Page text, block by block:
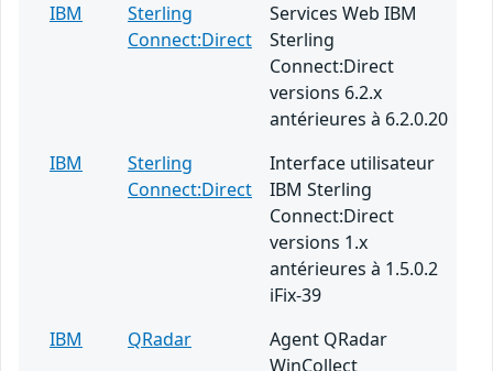
IBM
Sterling
Connect:Direct
Services Web IBM
Sterling
Connect:Direct
versions 6.2.x
antérieures à 6.2.0.20
IBM
Sterling
Connect:Direct
Interface utilisateur
IBM Sterling
Connect:Direct
versions 1.x
antérieures à 1.5.0.2
iFix-39
IBM
QRadar
Agent QRadar
WinCollect